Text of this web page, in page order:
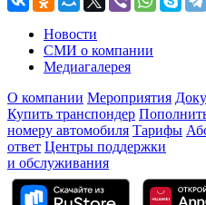
Новости
СМИ о компании
Медиагалерея
О компании Мероприятия
Купить транспондер
номеру автомобиля Тарифы
ответ Центры поддержки
и обслуживания